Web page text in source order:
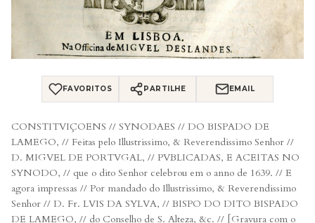
FAVORITOS PARTILHE EMAIL
CONSTITVIÇOENS // SYNODAES // DO BISPADO DE
LAMEGO, // Feitas pelo Illustrissimo, & Reverendissimo Senhor //
D. MIGVEL DE PORTVGAL, // PVBLICADAS, E ACEITAS NO
SYNODO, // que o dito Senhor celebrou em o anno de 1639. // E
agora impressas // Por mandado do Illustrissimo, & Reverendissimo
Senhor // D. Fr. LVIS DA SYLVA, // BISPO DO DITO BISPADO
DE LAMEGO, // do Conselho de S. Alteza, &c. // [Gravura com o